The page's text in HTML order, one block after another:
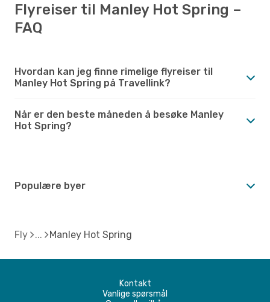
Flyreiser til Manley Hot Spring –
FAQ
Hvordan kan jeg finne rimelige flyreiser til
Manley Hot Spring på Travellink?
Når er den beste måneden å besøke Manley
Hot Spring?
Populære byer
Fly Manley Hot Spring
Kontakt
Vanlige spørsmål